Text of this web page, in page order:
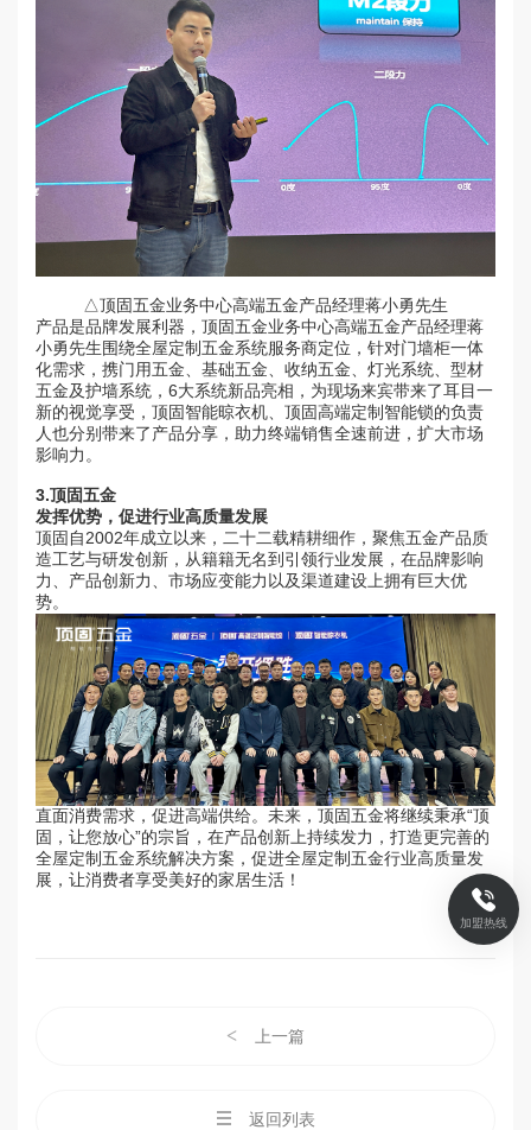
△顶固五金业务中心高端五金产品经理蒋小勇先生
产品是品牌发展利器，顶固五金业务中心高端五金产品经理蒋
小勇先生围绕全屋定制五金系统服务商定位，针对门墙柜一体
化需求，携门用五金、基础五金、收纳五金、灯光系统、型材
五金及护墙系统，6大系统新品亮相，为现场来宾带来了耳目一
新的视觉享受，顶固智能晾衣机、顶固高端定制智能锁的负责
人也分别带来了产品分享，助力终端销售全速前进，扩大市场
影响力。
3.顶固五金
发挥优势，促进行业高质量发展
顶固自2002年成立以来，二十二载精耕细作，聚焦五金产品质
造工艺与研发创新，从籍籍无名到引领行业发展，在品牌影响
力、产品创新力、市场应变能力以及渠道建设上拥有巨大优
势。
直面消费需求，促进高端供给。未来，顶固五金将继续秉承“顶
固，让您放心”的宗旨，在产品创新上持续发力，打造更完善的
全屋定制五金系统解决方案，促进全屋定制五金行业高质量发
展，让消费者享受美好的家居生活！
< 上一篇
返回列表
加盟热线